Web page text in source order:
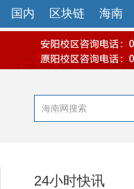
国内 区块链 海南
24小时快讯